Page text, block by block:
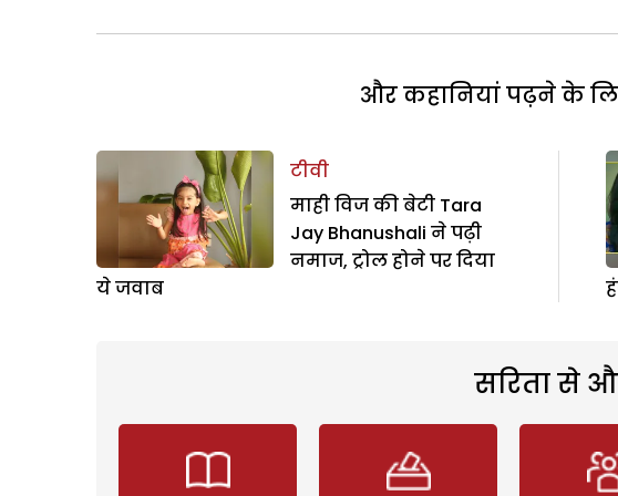
और कहानियां पढ़ने के
टीवी
माही विज की बेटी Tara
Jay Bhanushali ने पढ़ी
नमाज, ट्रोल होने पर दिया
ये जवाब
सरिता से